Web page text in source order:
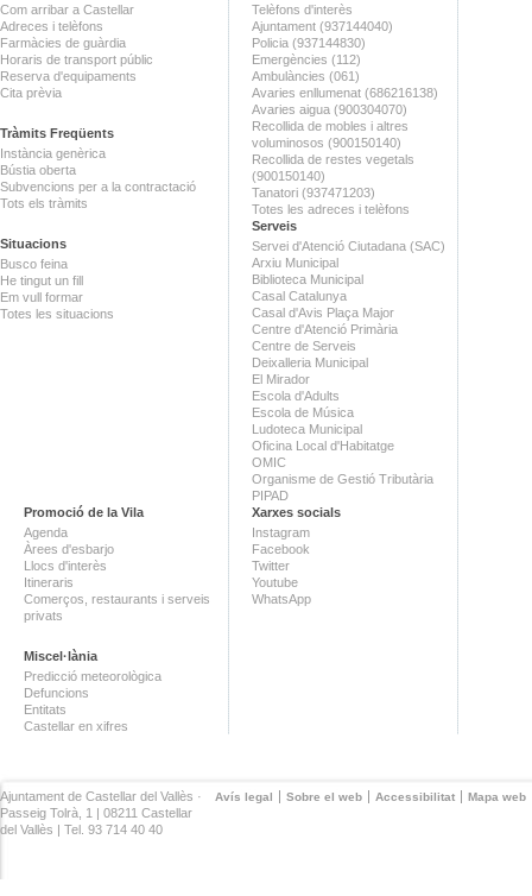
Com arribar a Castellar
Adreces i telèfons
Farmàcies de guàrdia
Horaris de transport públic
Reserva d'equipaments
Cita prèvia
Tràmits Freqüents
Instància genèrica
Bústia oberta
Subvencions per a la contractació
Tots els tràmits
Situacions
Busco feina
He tingut un fill
Em vull formar
Totes les situacions
Telèfons d'interès
Ajuntament (937144040)
Policia (937144830)
Emergències (112)
Ambulàncies (061)
Avaries enllumenat (686216138)
Avaries aigua (900304070)
Recollida de mobles i altres
voluminosos (900150140)
Recollida de restes vegetals
(900150140)
Tanatori (937471203)
Totes les adreces i telèfons
Serveis
Servei d'Atenció Ciutadana (SAC)
Arxiu Municipal
Biblioteca Municipal
Casal Catalunya
Casal d'Avis Plaça Major
Centre d'Atenció Primària
Centre de Serveis
Deixalleria Municipal
El Mirador
Escola d'Adults
Escola de Música
Ludoteca Municipal
Oficina Local d'Habitatge
OMIC
Organisme de Gestió Tributària
PIPAD
Promoció de la Vila
Agenda
Àrees d'esbarjo
Llocs d'interès
Itineraris
Comerços, restaurants i serveis
privats
Miscel·lània
Predicció meteorològica
Defuncions
Entitats
Castellar en xifres
Xarxes socials
Instagram
Facebook
Twitter
Youtube
WhatsApp
Avís legal Sobre el web Accessibilitat Mapa web
Ajuntament de Castellar del Vallès ·
Passeig Tolrà, 1 | 08211 Castellar
del Vallès | Tel. 93 714 40 40